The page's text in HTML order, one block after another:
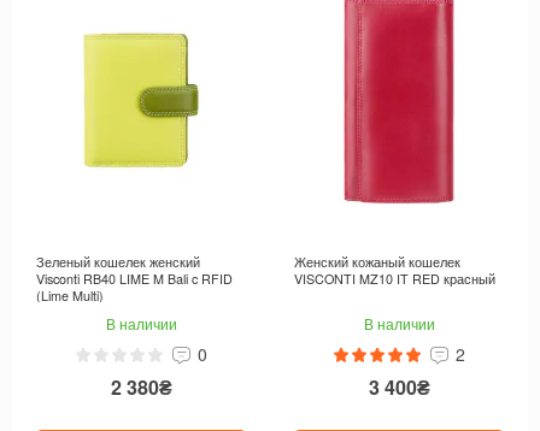
Зеленый кошелек женский
Visconti RB40 LIME M Bali c RFID
(Lime Multi)
В наличии
0
2 380₴
Женский кожаный кошелек
VISCONTI MZ10 IT RED красный
В наличии
2
3 400₴